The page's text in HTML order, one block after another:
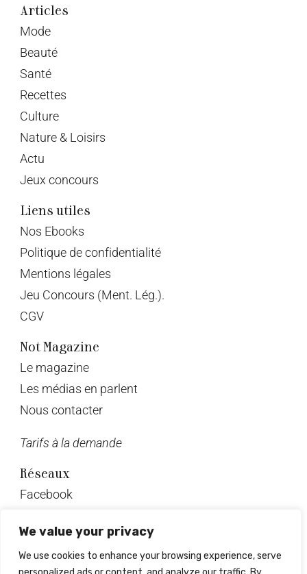
We value your privacy
We use cookies to enhance your browsing experience, serve
Articles
Mode
Beauté
Santé
Recettes
Culture
Nature & Loisirs
Actu
Jeux concours
Liens utiles
Nos Ebooks
Politique de confidentialité
Mentions légales
Jeu Concours (Ment. Lég.).
CGV
Not Magazine
Le magazine
Les médias en parlent
Nous contacter
Tarifs à la demande
Réseaux
Facebook
Instagram
Pinterest